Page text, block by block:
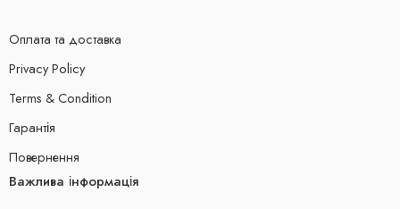
Оплата та доставка
Privacy Policy
Terms & Condition
Гарантія
Повернення
Важлива інформація